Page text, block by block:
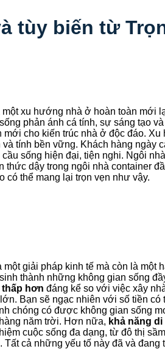
tùy biến từ
xu hướng nhà ở hoàn toàn mới
phản ánh cá tính, sự sáng tạo
cho kiến trúc nhà ở độc đáo.
tính bền vững. Khách hàng ngày
sống hiện đại, tiện nghi. Ngôi
dậy trong ngôi nhà container
có thể mang lại trọn vẹn như vậy.
một giải pháp kinh tế mà còn là
thành những không gian sống
hơn đáng kể so với việc xây
Bạn sẽ ngạc nhiên với số tiền
chóng có được không gian sống
năm trời. Hơn nữa, khả năng
cuộc sống đa dạng, từ đô thị
cả những yếu tố này đã và